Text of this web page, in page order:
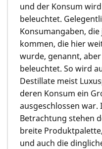
und der Konsum
beleuchtet.
Konsumangaben,
kommen, die hier
wurde, genannt,
beleuchtet. So wird
Destillate meist
deren Konsum ein
ausgeschlossen
Betrachtung stehen
breite
und auch die